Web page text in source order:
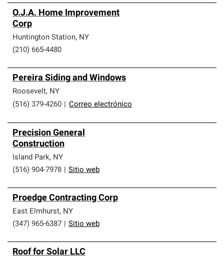
O.J.A. Home Improvement
Corp
Huntington Station, NY
(210) 665-4480
Pereira Siding and Windows
Roosevelt, NY
(516) 379-4260
Correo electrónico
Precision General
Construction
Island Park, NY
(516) 904-7978
Sitio web
Proedge Contracting Corp
East Elmhurst, NY
(347) 965-6387
Sitio web
Roof for Solar LLC